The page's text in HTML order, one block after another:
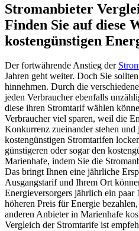
Stromanbieter
Finden Sie auf diese
kostengünstigen
Der fortwährende Anstieg der
Jahren geht weiter. Doch Sie
hinnehmen. Durch die
jeden Verbraucher ebenfalls
diese ihren Stromtarif wählen
Verbraucher viel sparen, weil die
Konkurrenz zueinander stehen
kostengünstigen Stromtarifen
günstigeren oder sogar den
Marienhafe, indem Sie die
Das bringt Ihnen eine jährliche
Ausgangstarif und Ihrem Ort
Energieversorgers jährlich ein paar
höheren Preis für Energie
anderen Anbieter in Marienhafe
Vergleich der Stromtarife ist